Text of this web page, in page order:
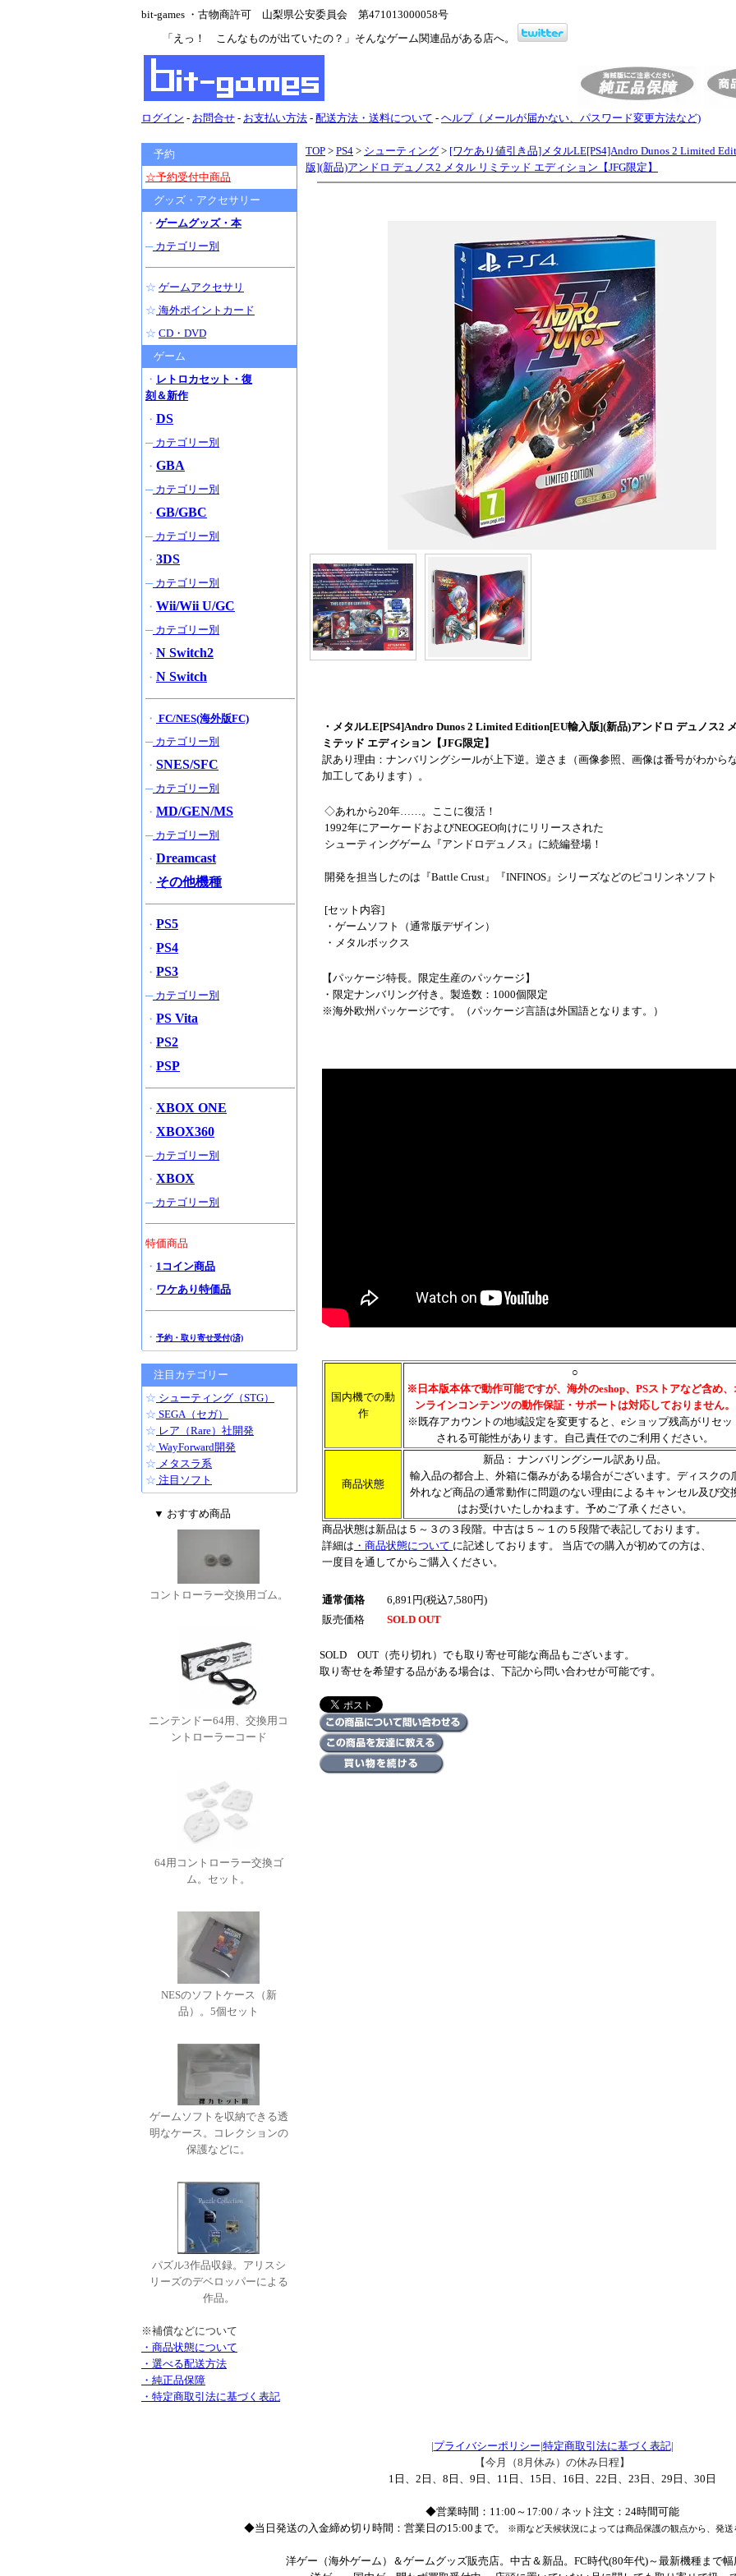
bit-games ・古物商許可 山梨県公安委員会 第471013000058号
「えっ！ こんなものが出ていたの？」そんなゲーム関連品がある店へ。
ログイン - お問合せ - お支払い方法 - 配送方法・送料について - ヘルプ（メールが届かない、パスワード変更方法など)
TOP > PS4 > シューティング > [ワケあり値引き品]メタルLE[PS4]Andro Dunos 2 Limited
版](新品)アンドロ デュノス2 メタル リミテッド エディション【JFG限定】
・メタルLE[PS4]Andro Dunos 2 Limited Edition[EU輸入版](新品)アンドロ デュノス2
ミテッド エディション【JFG限定】
訳あり理由：ナンバリングシールが上下逆。逆さま（画像参照、画像は番号がわから
加工してあります）。
◇あれから20年……。ここに復活！
1992年にアーケードおよびNEOGEO向けにリリースされた
シューティングゲーム『アンドロデュノス』に続編登場！
開発を担当したのは『Battle Crust』『INFINOS』シリーズなどのピコリンネソフト
[セット内容]
・ゲームソフト（通常版デザイン）
・メタルボックス
【パッケージ特長。限定生産のパッケージ】
・限定ナンバリング付き。製造数：1000個限定
※海外欧州パッケージです。（パッケージ言語は外国語となります。）
国内機での動
作
○
※日本版本体で動作可能ですが、海外のeshop、PSストアなど含め、
ンラインコンテンツの動作保証・サポートは対応しておりません。
※既存アカウントの地域設定を変更すると、eショップ残高がリセッ
される可能性があります。自己責任でのご利用ください。
商品状態
新品： ナンバリングシール訳あり品。
輸入品の都合上、外箱に傷みがある場合がございます。ディスクの
外れなど商品の通常動作に問題のない理由によるキャンセル及び交
はお受けいたしかねます。予めご了承ください。
商品状態は新品は５～３の３段階。中古は５～１の５段階で表記しております。
詳細は ・商品状態について に記述しております。 当店での購入が初めての方は、
一度目を通してからご購入ください。
通常価格
6,891円(税込7,580円)
販売価格
SOLD OUT
SOLD OUT（売り切れ）でも取り寄せ可能な商品もございます。
取り寄せを希望する品がある場合は、下記から問い合わせが可能です。
予約
☆予約受付中商品
グッズ・アクセサリー
・ ゲームグッズ・本
─カテゴリー別
☆ ゲームアクセサリ
☆ 海外ポイントカード
☆ CD・DVD
ゲーム
・ レトロカセット・復
刻＆新作
・ DS
─カテゴリー別
・ GBA
─カテゴリー別
・ GB/GBC
─カテゴリー別
・ 3DS
─カテゴリー別
・ Wii/Wii U/GC
─カテゴリー別
・ N Switch2
・ N Switch
・ FC/NES(海外版FC)
─カテゴリー別
・ SNES/SFC
─カテゴリー別
・ MD/GEN/MS
─カテゴリー別
・ Dreamcast
・ その他機種
・ PS5
・ PS4
・ PS3
─カテゴリー別
・ PS Vita
・ PS2
・ PSP
・ XBOX ONE
・ XBOX360
─カテゴリー別
・ XBOX
─カテゴリー別
特価商品
・ 1コイン商品
・ ワケあり特価品
・ 予約・取り寄せ受付(済)
注目カテゴリー
☆ シューティング（STG）
☆ SEGA（セガ）
☆ レア（Rare）社開発
☆ WayForward開発
☆ メタスラ系
☆ 注目ソフト
▼ おすすめ商品
コントローラー交換用ゴム。
ニンテンドー64用、交換用コ
ントローラーコード
64用コントローラー交換ゴ
ム。セット。
NESのソフトケース（新
品）。5個セット
ゲームソフトを収納できる透
明なケース。コレクションの
保護などに。
パズル3作品収録。アリスシ
リーズのデベロッパーによる
作品。
※補償などについて
・商品状態について
・選べる配送方法
・純正品保障
・特定商取引法に基づく表記
|プライバシーポリシー|特定商取引法に基づく表記|
【今月（8月休み）の休み日程】
1日、2日、8日、9日、11日、15日、16日、22日、23日、29日、30日
◆営業時間：11:00～17:00 / ネット注文：24時間可能
◆当日発送の入金締め切り時間：営業日の15:00まで。
※雨など天候状況によっては商品保護の観点から、発
洋ゲー（海外ゲーム）＆ゲームグッズ販売店。中古＆新品。FC時代(80年代)～最新機種まで